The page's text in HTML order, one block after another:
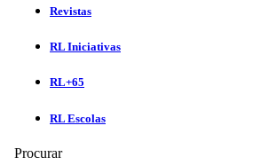
Revistas
RL Iniciativas
RL+65
RL Escolas
Procurar